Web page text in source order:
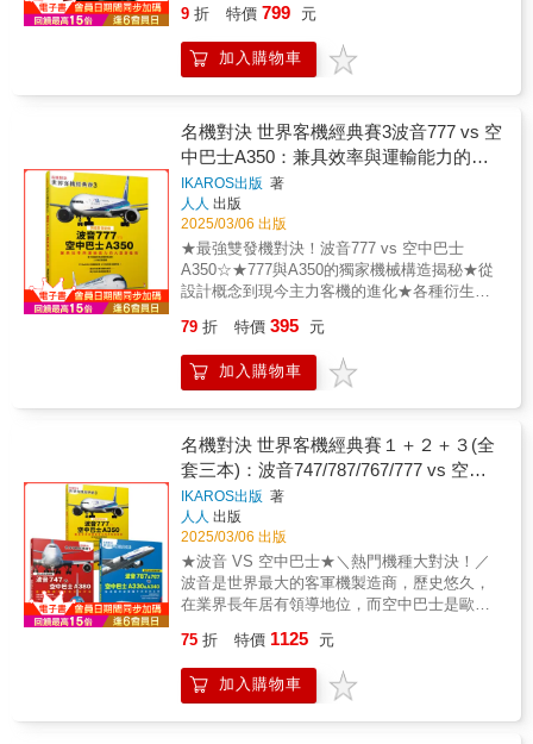
知識，都蒐羅在第10章當中。從飛機的誕生到
重大變化，以及日新月異的先進技術，飛航工
業革新、飛安事故等大小事到最新趨勢解說應
有盡有！
與白色機身，出現網址作為宣傳；廉價航空公
也讓人感到耳目一新。 ★歷經破產重新振
作的義大利航空，以金屬藍跟高質感的設計，
在世界各地的機場成功達到宣傳作用。 ★
美式足球國家隊為傲的心情，並描繪代表性的
蕨類植物。 ★星宇航空的尾翼用兩片小翼
來表現公司名稱頭文字的「S」，後面是象徵北
極星的星星標誌。 ★邊疆航空每架飛機的
尾翼都描繪了栩栩如生的動物，多達140
款。 ★德國給人沉穩嚴肅的印象，但神鷹
航空卻換成色彩繽紛的橫條紋塗裝，令人印象
深刻！ 透過豐富的飛機圖鑑，不但可以認
賞的樂趣喔！
膜】，以及推廣「標準化教學」與「技術檢
定」的【社團法人中華民國包膜檢定協會】。
在這本獨步亞洲的教學專書中，他更是不藏私
包膜領域首創的系統性教材，讓有志學習的讀
者不再像瞎子摸象般探索材料、走上技術冤枉
路。這本書不僅是一本精密的技術教學手冊，
更是包膜文化與匠人精神的全面展示。▶全方
位完整內容從基礎材料到五大工法，再到交車
檢測與證照考核，每一步都有專業指導，讓你
按部就班，輕鬆掌握技術要領！▶獨家材料解
密你能分辨 PVC、TPU、TPH 等材質的差異
嗎？如何選擇適合的材料和效果？書中逐一拆
解包膜材料的結構與特性，幫助你避開市場低
片與 QR 碼教學，讓包膜技術的學習更直覺，
方便你輕鬆理解、快速上手！▶行業創新前沿
憑藉多年的研發與實作，劉育誠持續推動台灣
發、推動教學認證，到推廣包膜保險，每一步
都走在產業最前端！不論你是想提升技能的專
業人士、寶貝愛車的車主，還是對汽車美學有
濃厚興趣的讀者，此書都是你書架上不可或缺
的經典之作！
9 折 特價 799 元
加入購物車
名機對決 世界客機經典賽3波音777 vs 空
中巴士A350：兼具效率與運輸能力的大
型旗艦機──世界飛機系列13
IKAROS出版 著
人人 出版
2025/03/06 出版
★最強雙發機對決！波音777 vs 空中巴士
A350☆★777與A350的獨家機械構造揭秘★從
設計概念到現今主力客機的進化★各種衍生型
稱霸天空，航空迷不容錯過！航空公司會將主
力的「旗艦機種」，投入長距離國際線或國內
幹線。過去多由四發機波音747、A340或三發
等，波音777跟空中巴士A350這兩款大型廣體
雙發機相繼出世，問鼎旗艦機的寶座。大型廣
體雙發機不但可以降低油耗、維修費用，同時
又能提升座位數，經濟效益廣受航空公司歡
迎。波音開發777時首次採取「協同作業」的方
式，廣納客戶建議，於營運前便取得航線相關
許可，剛上市就能投入長程航線，與787搭配無
間，就此銷售長紅，連貨機領域也大有斬獲。
而空中巴士這方也不甘示弱，歷經艱辛推出新
世代高科技廣體機A350XWB後，帶給顧客更舒
幅拓展航線，成為空中巴士逆襲的王牌。這兩
款當今最熱門的機種，除了客貨機以外，也成
為驗證最新技術、環保燃料、自動化飛行等的
79 折 特價 395 元
加入購物車
名機對決 世界客機經典賽１＋２＋３(全
套三本)：波音747/787/767/777 vs 空中
巴士A380/A330/A340/A350──世界飛機
系列
IKAROS出版 著
人人 出版
2025/03/06 出版
★波音 VS 空中巴士★＼熱門機種大對決！／
波音是世界最大的客軍機製造商，歷史悠久，
在業界長年居有領導地位，而空中巴士是歐洲
名。兩者不分軒輊，持續打造出開創新時代，
符合航空業界需求又帶給旅客舒適體驗的熱門
客機。★波音747 vs 空中巴士A380──巨型機
75 折 特價 1125 元
加入購物車